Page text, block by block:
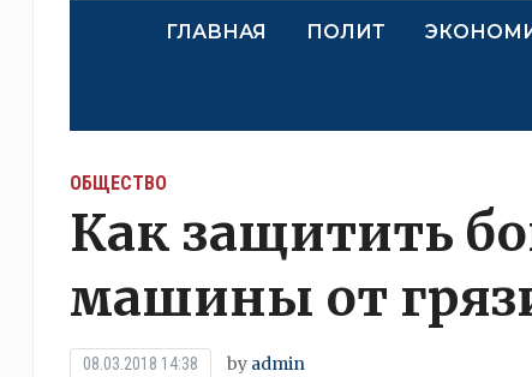
ГЛАВНАЯ ПОЛИТ
ОБЩЕСТВО
Как защитить
машины от
08.03.2018 14:38 by admin